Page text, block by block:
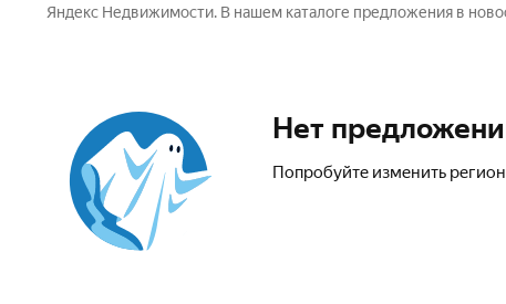
Яндекс Недвижимости. В нашем каталоге предложения в
Нет
Попробуйте изменить